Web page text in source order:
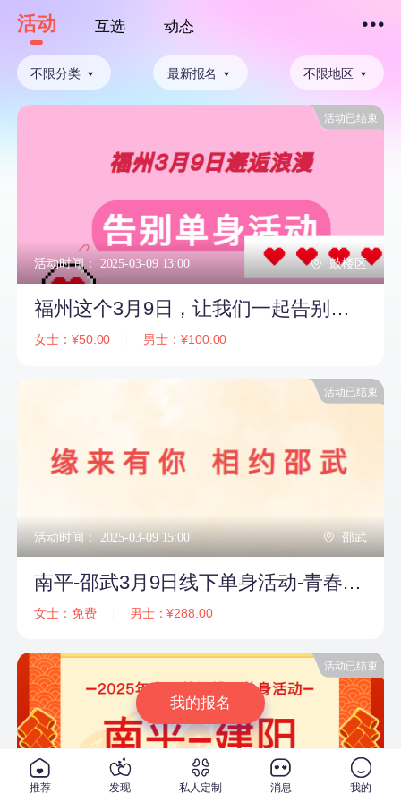
活动 互选 动态
下拉刷新
不限分类 最新报名 不限地区
活动时间： 2025-03-09 13:00 鼓楼区
活动已结束
福州这个3月9日，让我们一起告别单身，邂逅浪漫！
女士：¥50.00 男士：¥100.00
活动时间： 2025-03-09 15:00 邵武
活动已结束
南平-邵武3月9日线下单身活动-青春之约
女士：免费 男士：¥288.00
活动已结束
我的报名
推荐 发现 私人定制 消息 我的